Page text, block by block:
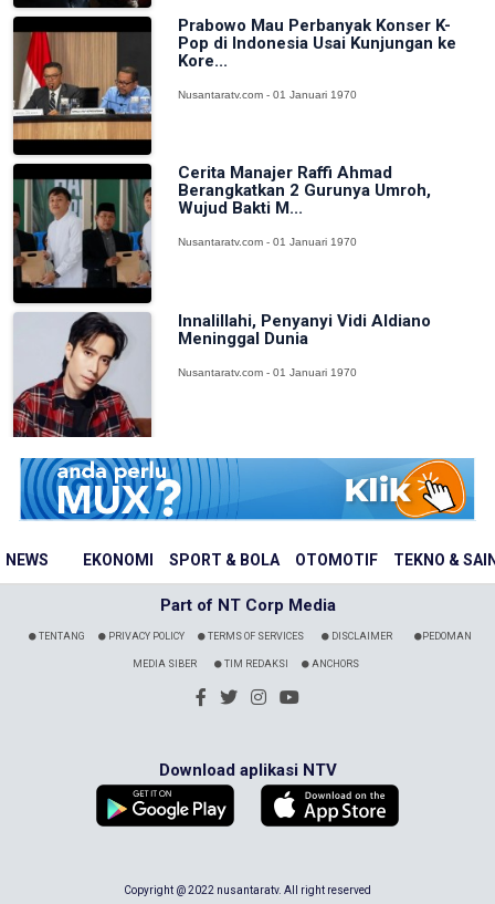
NEWS EKONOMI SPORT & BOLA OTOMOTIF TEKNO &
Prabowo Mau Perbanyak Konser K-
Pop di Indonesia Usai Kunjungan ke
Kore...
Nusantaratv.com - 01 Januari 1970
Cerita Manajer Raffi Ahmad
Berangkatkan 2 Gurunya Umroh,
Wujud Bakti M...
Nusantaratv.com - 01 Januari 1970
Innalillahi, Penyanyi Vidi Aldiano
Meninggal Dunia
Nusantaratv.com - 01 Januari 1970
Part of NT Corp Media
TENTANG PRIVACY POLICY TERMS OF SERVICES DISCLAIMER PEDOMAN
MEDIA SIBER TIM REDAKSI ANCHORS
Download aplikasi NTV
Copyright @ 2022 nusantaratv. All right reserved